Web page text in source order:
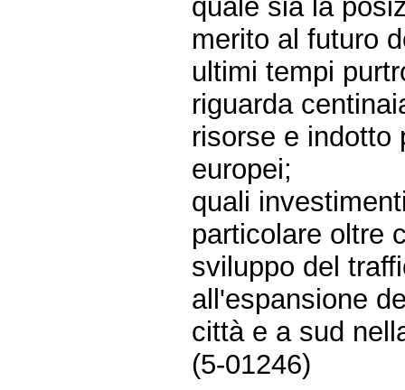
quale sia la
merito al futuro
ultimi tempi
riguarda
risorse e indotto
europei;
quali
particolare oltre
sviluppo del
all'espansione
città e a sud
(5-01246)